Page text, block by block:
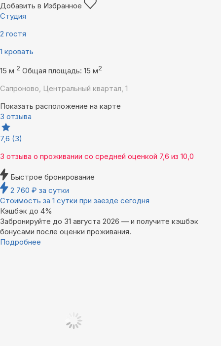
Добавить в Избранное
Студия
2 гостя
1 кровать
15 м 2 Общая площадь: 15 м2
Сапроново, Центральный квартал, 1
Показать расположение на карте
3 отзыва
7,6 (3)
3 отзыва о проживании со средней оценкой 7,6 из 10,0
Быстрое бронирование
2 760 ₽ за сутки
Стоимость за 1 сутки при заезде сегодня
Кэшбэк до 4%
Забронируйте до 31 августа 2026 — и получите кэшбэк
бонусами после оценки проживания.
Подробнее